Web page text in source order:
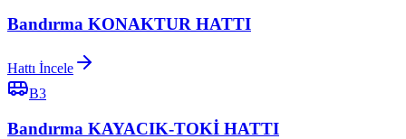
Bandırma KONAKTUR HATTI
Hattı İncele
B3
Bandırma KAYACIK-TOKİ HATTI